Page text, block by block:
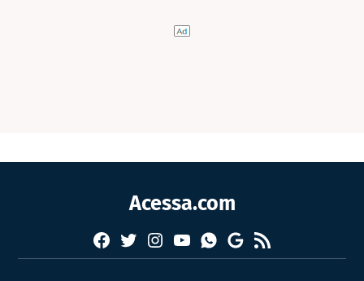
Acessa.com
Facebook
TwitterInstagram
YouTubeWhatsapp
Google
News
RSS